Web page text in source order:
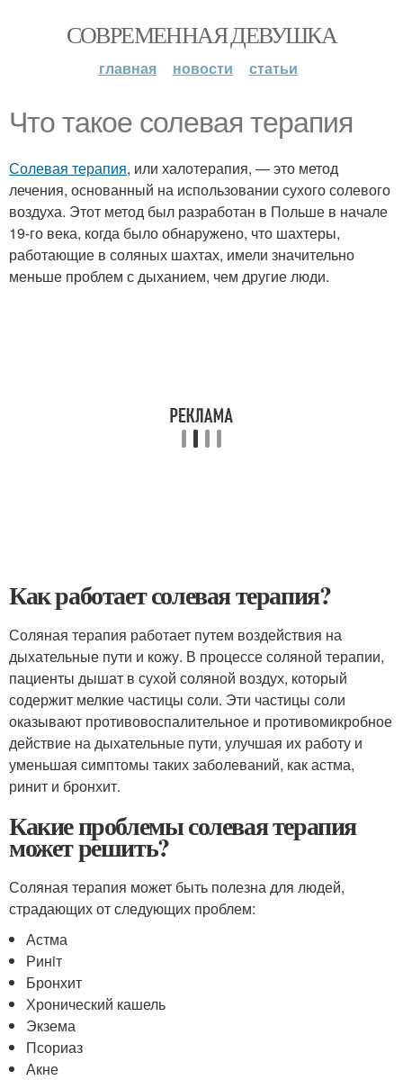
СОВРЕМЕННАЯ ДЕВУШКА
главная новости статьи
Что такое солевая терапия
Солевая терапия, или халотерапия, — это метод
лечения, основанный на использовании сухого солевого
воздуха. Этот метод был разработан в Польше в начале
19-го века, когда было обнаружено, что шахтеры,
работающие в соляных шахтах, имели значительно
меньше проблем с дыханием, чем другие люди.
Как работает солевая терапия?
Соляная терапия работает путем воздействия на
дыхательные пути и кожу. В процессе соляной терапии,
пациенты дышат в сухой соляной воздух, который
содержит мелкие частицы соли. Эти частицы соли
оказывают противовоспалительное и противомикробное
действие на дыхательные пути, улучшая их работу и
уменьшая симптомы таких заболеваний, как астма,
ринит и бронхит.
Какие проблемы солевая терапия
может решить?
Соляная терапия может быть полезна для людей,
страдающих от следующих проблем:
Астма
Ринiт
Бронхит
Хронический кашель
Экзема
Псориаз
Акне